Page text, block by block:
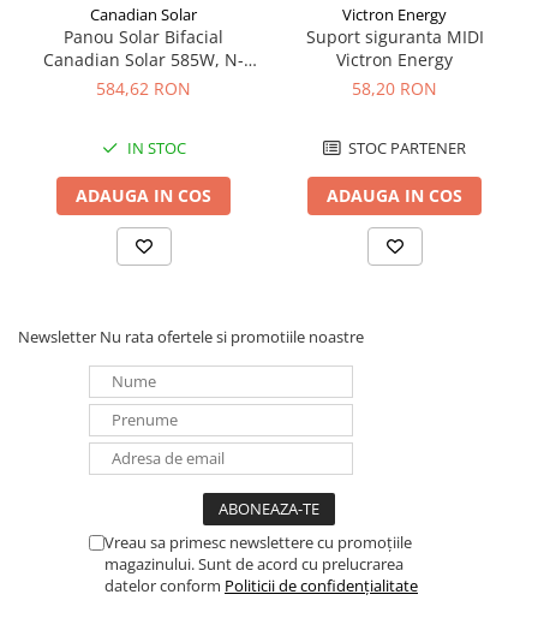
stationare
Surse UPS
UPS pentru centrale termice si
UPS Calculatoare si Servere
UPS Trifazat
Stabilizatoare Tensiune
PDUs unitati de distributie a
Drumetii / Camping
Frigidere portabile
Racire/Incalzire
Statii energie portabile
Canadian Solar
Panou Solar Bifacial
Canadian Solar 585W, N-
Type TOPCon, CS6W-TB-SF-
584,62 RON
IN STOC
ADAUGA IN COS
Victron Energy
Suport siguranta MIDI
Victron Energy
58,20 RON
STOC PARTENER
ADAUGA IN COS
Newsletter Nu rata ofertele si promotiile noastre
Vreau sa primesc newslettere cu promoțiile
magazinului. Sunt de acord cu prelucrarea
datelor conform Politicii de confidențialitate